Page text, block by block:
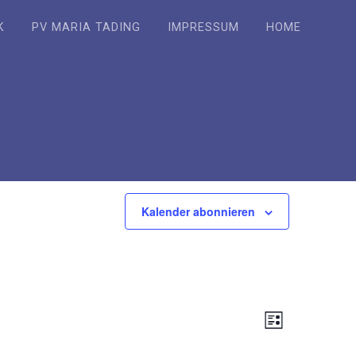
PV MARIA TADING IMPRESSUM HOME
Kalender abonnieren
A
V
Liste